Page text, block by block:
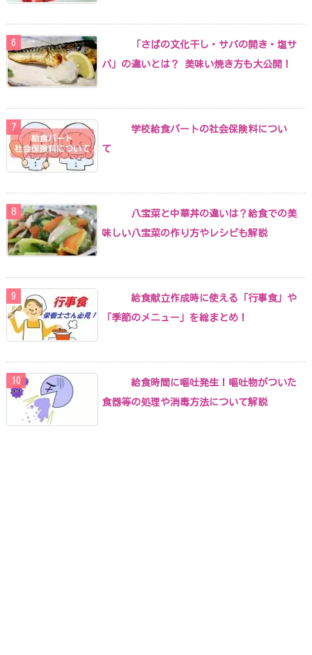
「さばの文化干し・サバの開き・塩サ
バ」の違いとは？ 美味い焼き方も大公開！
学校給食パートの社会保険料につい
て
八宝菜と中華丼の違いは？給食での美
味しい八宝菜の作り方やレシピも解説
給食献立作成時に使える「行事食」や
「季節のメニュー」を総まとめ！
給食時間に嘔吐発生！嘔吐物がついた
食器等の処理や消毒方法について解説